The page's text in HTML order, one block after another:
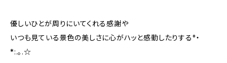
優しいひとが周りにいてくれる感謝や
いつも見ている景色の美しさに心がハッと感動したりする°・
*:.。.☆